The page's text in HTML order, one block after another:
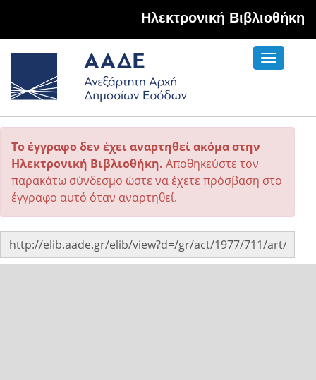
Hλεκτρονική Βιβλιοθήκη
Toggle
Το έγγραφο δεν έχει αναρτηθεί ακόμα στην
Ηλεκτρονική Βιβλιοθήκη. Αποθηκεύστε τον
παρακάτω σύνδεσμο ώστε να έχετε πρόσβαση στο
έγγραφο αυτό όταν αναρτηθεί.